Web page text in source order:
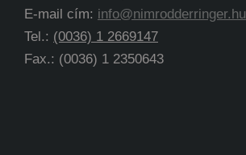
E-mail cím: info@nimrodderringer.hu
Tel.: (0036) 1 2669147
Fax.: (0036) 1 2350643